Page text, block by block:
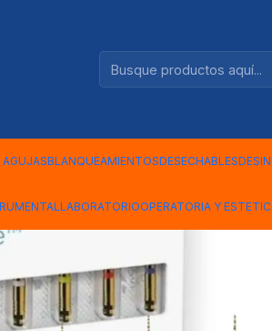
BLANQUEAMIENTOSDESECHABLES
LABORATORIOOPERATORIA Y
25MM DENTSPLY